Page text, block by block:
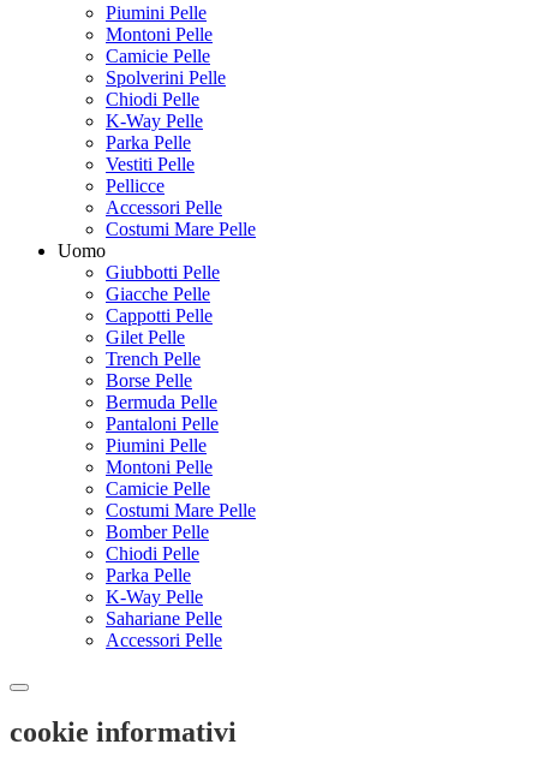
Piumini Pelle
Montoni Pelle
Camicie Pelle
Spolverini Pelle
Chiodi Pelle
K-Way Pelle
Parka Pelle
Vestiti Pelle
Pellicce
Accessori Pelle
Costumi Mare Pelle
Uomo
Giubbotti Pelle
Giacche Pelle
Cappotti Pelle
Gilet Pelle
Trench Pelle
Borse Pelle
Bermuda Pelle
Pantaloni Pelle
Piumini Pelle
Montoni Pelle
Camicie Pelle
Costumi Mare Pelle
Bomber Pelle
Chiodi Pelle
Parka Pelle
K-Way Pelle
Sahariane Pelle
Accessori Pelle
cookie informativi